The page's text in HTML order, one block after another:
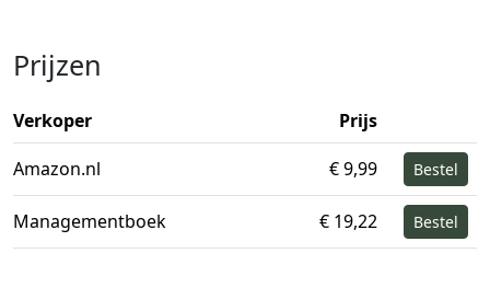
Prijzen
Verkoper
Prijs
Amazon.nl
€ 9,99 Bestel
Managementboek € 19,22 Bestel